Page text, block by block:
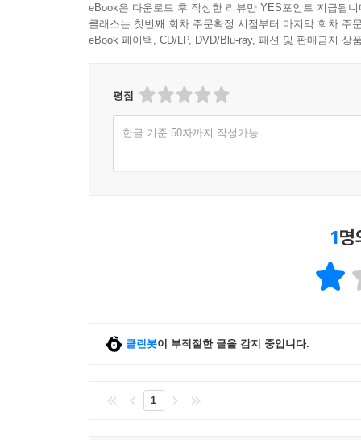
eBook은 다운로드 후 작성한 리뷰만 YES포인트 지급됩니
클래스는 첫번째 회차 주문확정 시점부터 마지막 회차 주
eBook 페이백, CD/LP, DVD/Blu-ray, 패션 및 판매금지 상
평점
한글 기준 50자까지 작성가능
1명
클린봇이 부적절한 글을 감지 중입니다.
1